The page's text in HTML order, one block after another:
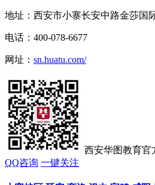
地址：西安市小寨长安中路金莎国
电话：400-078-6677
网址： sn.huatu.com/
西安华图教育官
QQ咨询 一键关注